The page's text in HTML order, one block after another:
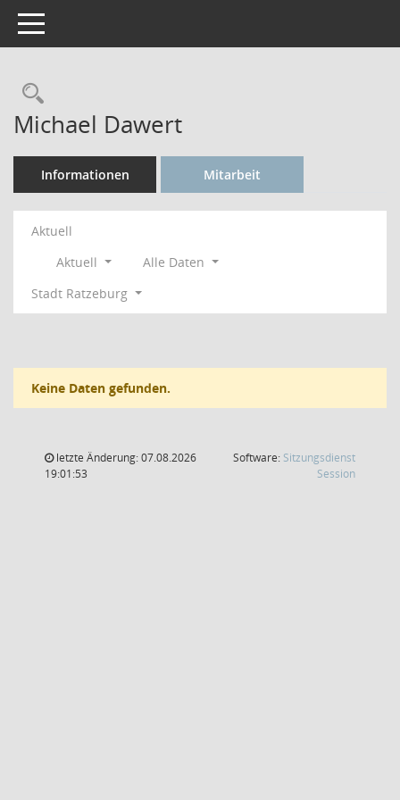
Toggle navigation
Rechercheauswahl
Michael Dawert
Informationen Mitarbeit
Aktuell
Aktuell
Alle Daten
Stadt Ratzeburg
Keine Daten gefunden.
letzte Änderung: 07.08.2026
19:01:53
Software: Sitzungsdienst
Session(Wird in